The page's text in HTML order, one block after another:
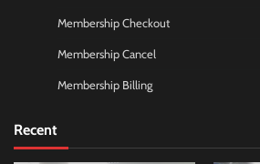
Membership Checkout
Membership Cancel
Membership Billing
Recent